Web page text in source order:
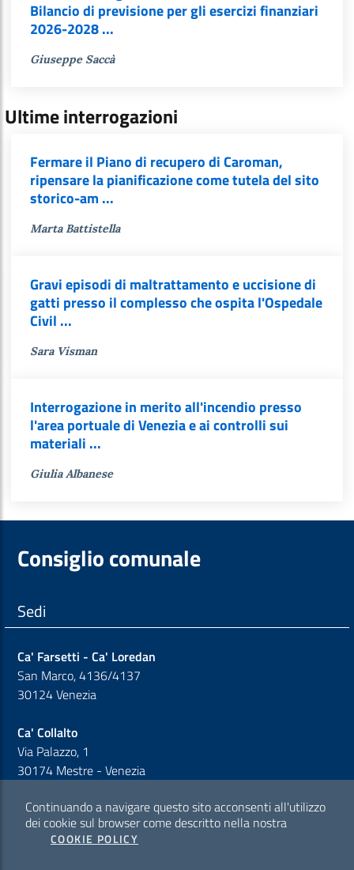
Bilancio di previsione per gli esercizi finanziari
2026-2028 ...
Giuseppe Saccà
Ultime interrogazioni
Fermare il Piano di recupero di Caroman,
ripensare la pianificazione come tutela del sito
storico-am ...
Marta Battistella
Gravi episodi di maltrattamento e uccisione di
gatti presso il complesso che ospita l'Ospedale
Civil ...
Sara Visman
Interrogazione in merito all'incendio presso
l'area portuale di Venezia e ai controlli sui
materiali ...
Giulia Albanese
Consiglio comunale
Sedi
Ca' Farsetti - Ca' Loredan
San Marco, 4136/4137
30124 Venezia
Ca' Collalto
Via Palazzo, 1
30174 Mestre - Venezia
Sezione Link Policy
Cookie policy
Continuando a navigare questo sito acconsenti all'utilizzo
dei cookie sul browser come descritto nella nostra
COOKIE POLICY